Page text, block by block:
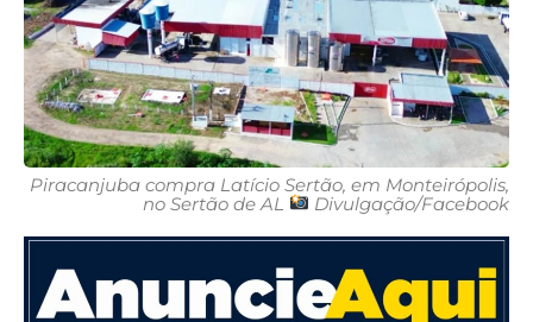
Piracanjuba compra Latício Sertão, em Monteirópolis,
no Sertão de AL
Divulgação/Facebook